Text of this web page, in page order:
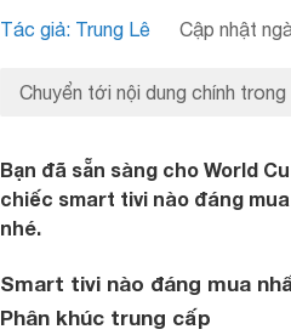
Tác giả: Trung Lê Cập nhật
Chuyển tới nội dung chính trong
Bạn đã sẵn sàng cho World
chiếc smart tivi nào đáng
nhé.
Smart tivi nào đáng mua
Phân khúc trung cấp